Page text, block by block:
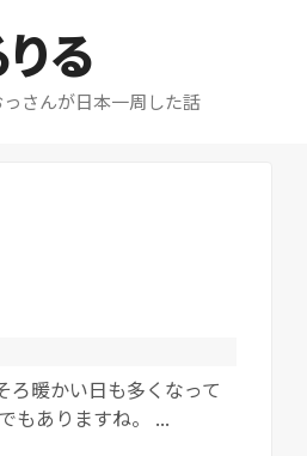
る
さんが日本一周した話
ろ暖かい日も多くなって
もありますね。 ...